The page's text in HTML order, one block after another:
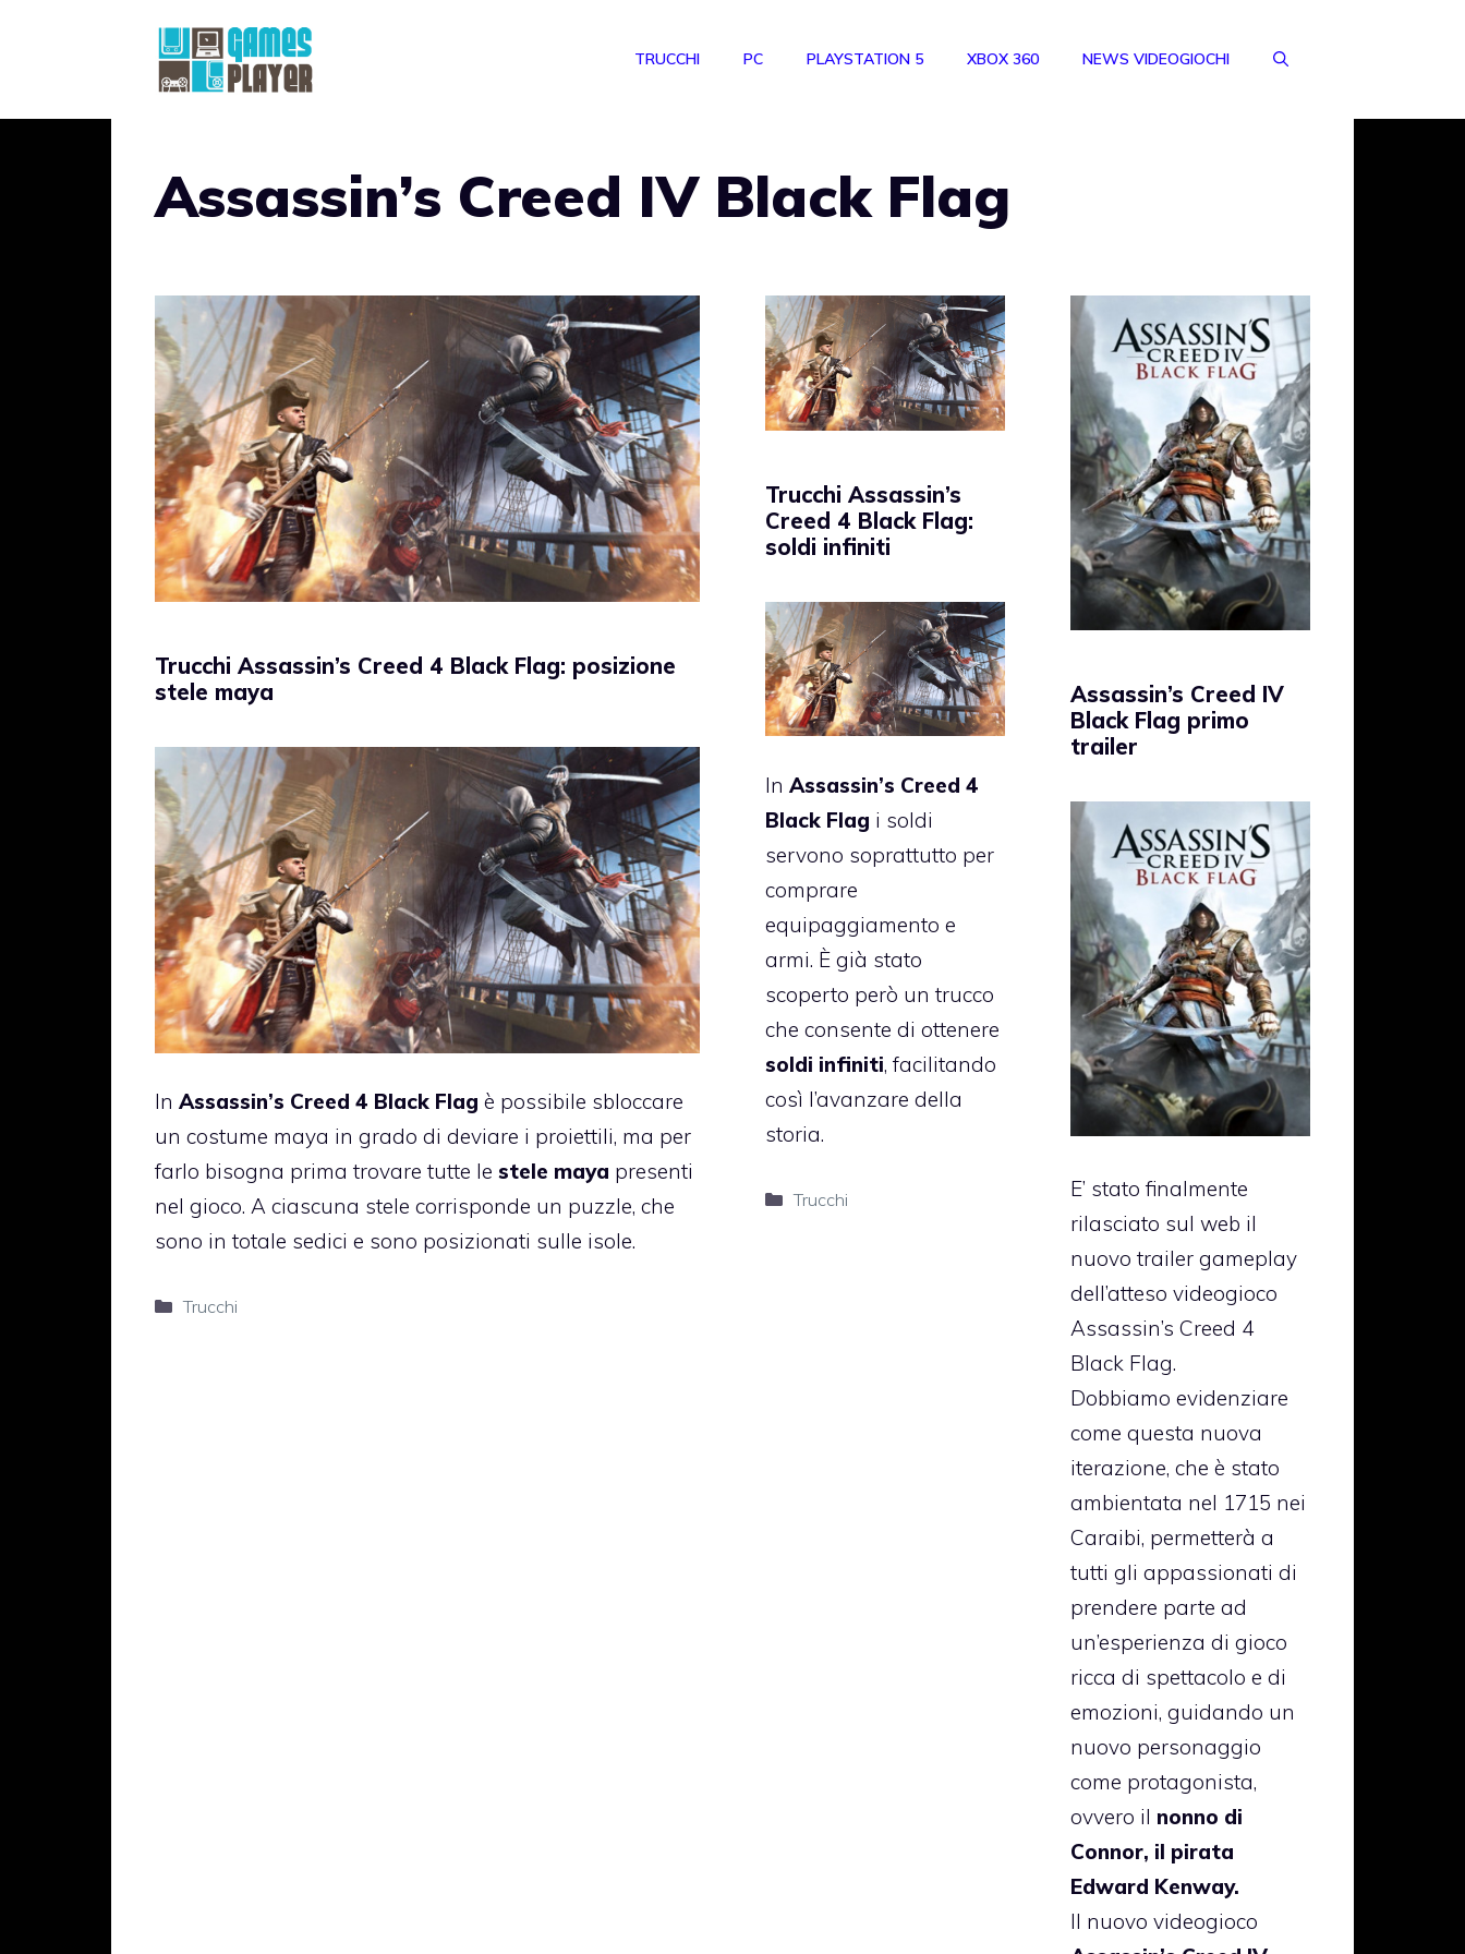
TRUCCHI PC PLAYSTATION 5 XBOX 360 NEWS VIDEOGIOCHI
Assassin’s Creed IV Black Flag
Trucchi Assassin’s Creed 4 Black Flag: posizione
stele maya
In Assassin’s Creed 4 Black Flag è possibile sbloccare
un costume maya in grado di deviare i proiettili, ma per
farlo bisogna prima trovare tutte le stele maya presenti
nel gioco. A ciascuna stele corrisponde un puzzle, che
sono in totale sedici e sono posizionati sulle isole.
Categorie
Trucchi
Trucchi Assassin’s
Creed 4 Black Flag:
soldi infiniti
In Assassin’s Creed 4
Black Flag i soldi
servono soprattutto per
comprare
equipaggiamento e
armi. È già stato
scoperto però un trucco
che consente di ottenere
soldi infiniti, facilitando
così l’avanzare della
storia.
Categorie
Trucchi
Assassin’s Creed IV
Black Flag primo
trailer
E’ stato finalmente
rilasciato sul web il
nuovo trailer gameplay
dell’atteso videogioco
Assassin’s Creed 4
Black Flag.
Dobbiamo evidenziare
come questa nuova
iterazione, che è stato
ambientata nel 1715 nei
Caraibi, permetterà a
tutti gli appassionati di
prendere parte ad
un’esperienza di gioco
ricca di spettacolo e di
emozioni, guidando un
nuovo personaggio
come protagonista,
ovvero il nonno di
Connor, il pirata
Edward Kenway.
Il nuovo videogioco